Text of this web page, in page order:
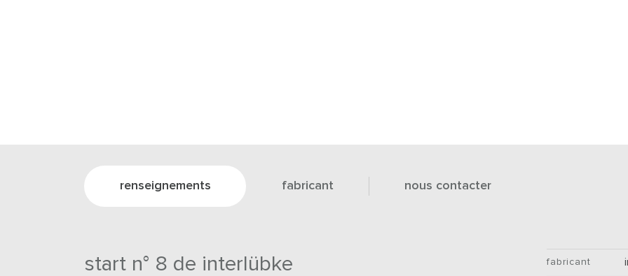
renseignements fabricant nous contacter
start n° 8 de interlübke fabricant